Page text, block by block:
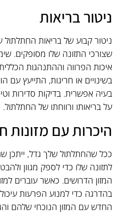
ניטור בריאות
ניטור קבוע של בריאות החתלתול
שצורכי התזונה שלו מסופקים.
איכות הפרווה וההתנהגות
בשינויים או חריגות, התייעץ עם
בעיה אפשרית. בדיקות סדירות
על בריאותו ורווחתו של החתלתול.
היכרות עם מזונות
ככל שהחתלתול שלך גדל, ייתכן
לתזונה שלו כדי לספק מגוון
המזון הדרושים. כאשר עוברים
בהדרגה כדי למנוע הפרעות
החדש עם המזון הנוכחי שלהם